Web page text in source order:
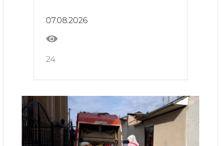
07.08.2026
24